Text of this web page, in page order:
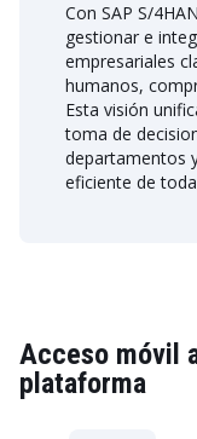
Con SAP S/
gestionar e
empresariales
humanos,
Esta visión
toma de
departamentos
eficiente de
Acceso móvil
plataforma